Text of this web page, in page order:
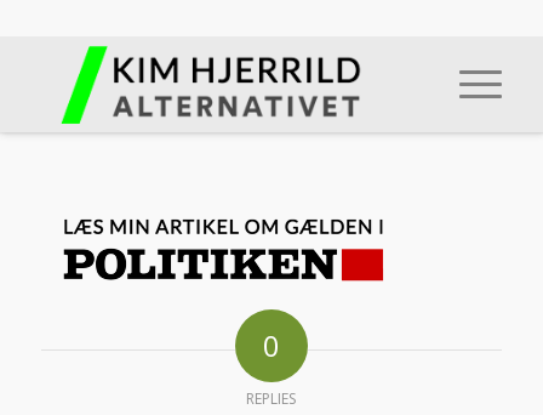
0
REPLIES